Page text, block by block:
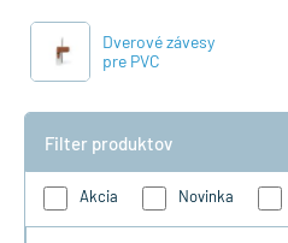
Dverové závesy
pre PVC
Filter produktov
Akcia Novinka